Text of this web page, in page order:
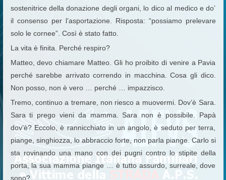
sostenitrice della donazione degli organi, lo dico al medico e do’
il consenso per l’asportazione. Risposta: “possiamo prelevare
solo le cornee”. Così è stato fatto.
La vita è finita. Perché respiro?
Matteo, devo chiamare Matteo. Gli ho proibito di venire a Pavia
perché sarebbe arrivato correndo in macchina. Cosa gli dico.
Non posso, non è vero … perché … impazzisco.
Tremo, continuo a tremare, non riesco a muovermi. Dov’è Sara.
Sara ti prego vieni da mamma. Sara non è possibile. Papà
dov’è? Eccolo, è rannicchiato in un angolo, è seduto per terra,
piange, singhiozza, lo abbraccio forte, non parla piange. Carlo si
sta rovinando una mano con dei pugni contro lo stipite della
porta, la sua mamma piange … è tutto assurdo, surreale, dove
sono?